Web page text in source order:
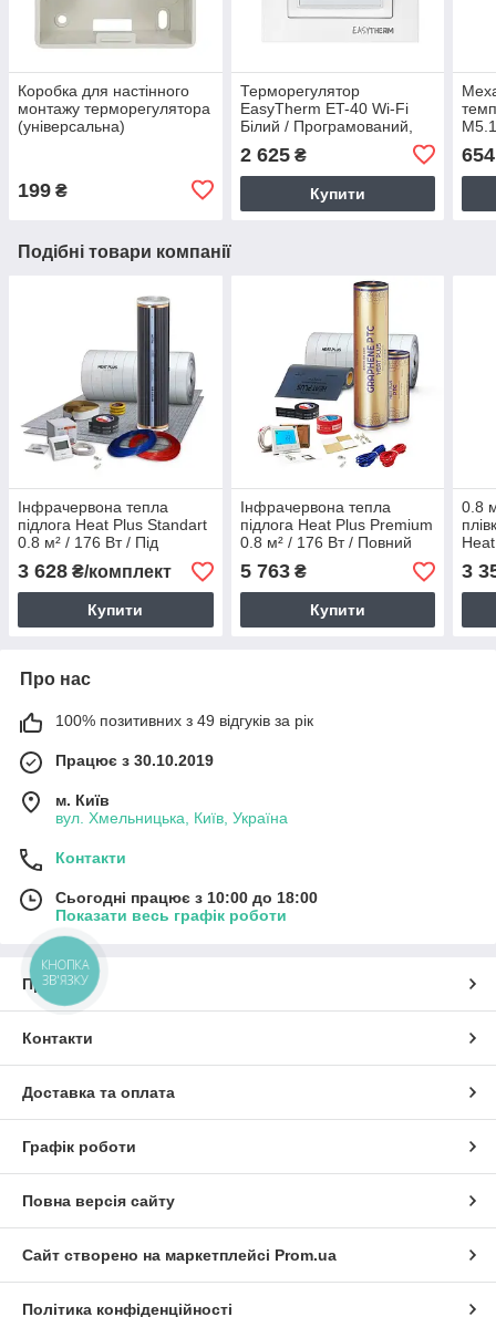
Коробка для настінного
монтажу терморегулятора
(універсальна)
199 ₴
Терморегулятор
EasyTherm ET-40 Wi-Fi
Білий / Програмований,
підлоги, з 1-м датчиком
2 625₴
Купити
654
Подібні товари компанії
Інфрачервона тепла
підлога Heat Plus Standart
0.8 м² / 176 Вт / Під
лінолеум. Повний
комплект
3 628 ₴/комплект
Купити
Інфрачервона тепла
підлога Heat Plus Premium
0.8 м² / 176 Вт / Повний
комплект під ламінат
5 763₴
Купити
0.8
3
Про нас
100% позитивних з 49 відгуків за рік
Працює з 30.10.2019
м. Київ
вул. Хмельницька, Київ, Україна
Контакти
Сьогодні працює з 10:00 до 18:00
Показати весь графік роботи
Про нас
Контакти
Доставка та оплата
Графік роботи
Повна версія сайту
Сайт створено на маркетплейсі Prom.ua
Політика конфіденційності
КНОПКА
ЗВ'ЯЗКУ